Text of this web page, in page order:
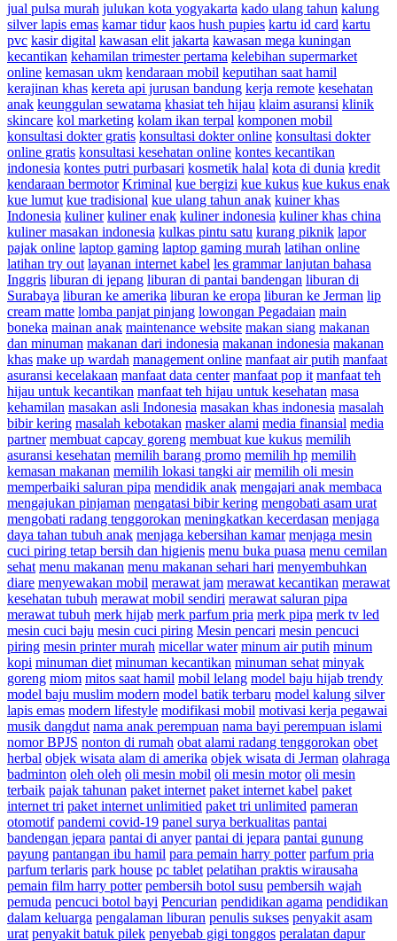
jual pulsa murah julukan kota yogyakarta kado ulang tahun kalung
silver lapis emas kamar tidur kaos hush pupies kartu id card kartu
pvc kasir digital kawasan elit jakarta kawasan mega kuningan
kecantikan kehamilan trimester pertama kelebihan supermarket
online kemasan ukm kendaraan mobil keputihan saat hamil
kerajinan khas kereta api jurusan bandung kerja remote kesehatan
anak keunggulan sewatama khasiat teh hijau klaim asuransi klinik
skincare kol marketing kolam ikan terpal komponen mobil
konsultasi dokter gratis konsultasi dokter online konsultasi dokter
online gratis konsultasi kesehatan online kontes kecantikan
indonesia kontes putri purbasari kosmetik halal kota di dunia kredit
kendaraan bermotor Kriminal kue bergizi kue kukus kue kukus enak
kue lumut kue tradisional kue ulang tahun anak kuiner khas
Indonesia kuliner kuliner enak kuliner indonesia kuliner khas china
kuliner masakan indonesia kulkas pintu satu kurang piknik lapor
pajak online laptop gaming laptop gaming murah latihan online
latihan try out layanan internet kabel les grammar lanjutan bahasa
Inggris liburan di jepang liburan di pantai bandengan liburan di
Surabaya liburan ke amerika liburan ke eropa liburan ke Jerman lip
cream matte lomba panjat pinjang lowongan Pegadaian main
boneka mainan anak maintenance website makan siang makanan
dan minuman makanan dari indonesia makanan indonesia makanan
khas make up wardah management online manfaat air putih manfaat
asuransi kecelakaan manfaat data center manfaat pop it manfaat teh
hijau untuk kecantikan manfaat teh hijau untuk kesehatan masa
kehamilan masakan asli Indonesia masakan khas indonesia masalah
bibir kering masalah kebotakan masker alami media finansial media
partner membuat capcay goreng membuat kue kukus memilih
asuransi kesehatan memilih barang promo memilih hp memilih
kemasan makanan memilih lokasi tangki air memilih oli mesin
memperbaiki saluran pipa mendidik anak mengajari anak membaca
mengajukan pinjaman mengatasi bibir kering mengobati asam urat
mengobati radang tenggorokan meningkatkan kecerdasan menjaga
daya tahan tubuh anak menjaga kebersihan kamar menjaga mesin
cuci piring tetap bersih dan higienis menu buka puasa menu cemilan
sehat menu makanan menu makanan sehari hari menyembuhkan
diare menyewakan mobil merawat jam merawat kecantikan merawat
kesehatan tubuh merawat mobil sendiri merawat saluran pipa
merawat tubuh merk hijab merk parfum pria merk pipa merk tv led
mesin cuci baju mesin cuci piring Mesin pencari mesin pencuci
piring mesin printer murah micellar water minum air putih minum
kopi minuman diet minuman kecantikan minuman sehat minyak
goreng miom mitos saat hamil mobil lelang model baju hijab trendy
model baju muslim modern model batik terbaru model kalung silver
lapis emas modern lifestyle modifikasi mobil motivasi kerja pegawai
musik dangdut nama anak perempuan nama bayi perempuan islami
nomor BPJS nonton di rumah obat alami radang tenggorokan obet
herbal objek wisata alam di amerika objek wisata di Jerman olahraga
badminton oleh oleh oli mesin mobil oli mesin motor oli mesin
terbaik pajak tahunan paket internet paket internet kabel paket
internet tri paket internet unlimitied paket tri unlimited pameran
otomotif pandemi covid-19 panel surya berkualitas pantai
bandengan jepara pantai di anyer pantai di jepara pantai gunung
payung pantangan ibu hamil para pemain harry potter parfum pria
parfum terlaris park house pc tablet pelatihan praktis wirausaha
pemain film harry potter pembersih botol susu pembersih wajah
pemuda pencuci botol bayi Pencurian pendidikan agama pendidikan
dalam keluarga pengalaman liburan penulis sukses penyakit asam
urat penyakit batuk pilek penyebab gigi tonggos peralatan dapur